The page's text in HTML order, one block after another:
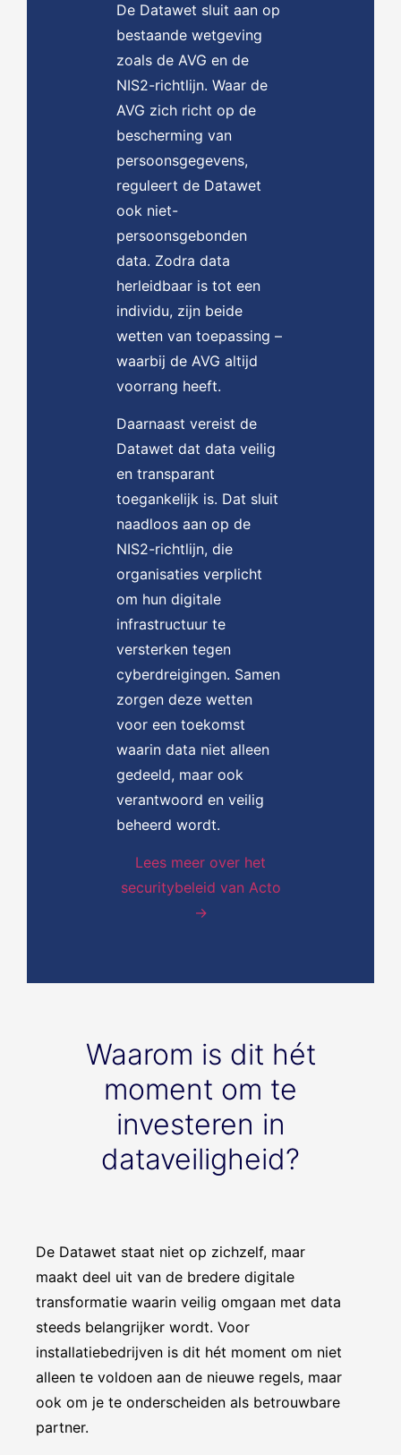
De Datawet sluit aan op
bestaande wetgeving
zoals de AVG en de
NIS2-richtlijn. Waar de
AVG zich richt op de
bescherming van
persoonsgegevens,
reguleert de Datawet
ook niet-
persoonsgebonden
data. Zodra data
herleidbaar is tot een
individu, zijn beide
wetten van toepassing –
waarbij de AVG altijd
voorrang heeft.
Daarnaast vereist de
Datawet dat data veilig
en transparant
toegankelijk is. Dat sluit
naadloos aan op de
NIS2-richtlijn, die
organisaties verplicht
om hun digitale
infrastructuur te
versterken tegen
cyberdreigingen. Samen
zorgen deze wetten
voor een toekomst
waarin data niet alleen
gedeeld, maar ook
verantwoord en veilig
beheerd wordt.
Lees meer over het
securitybeleid van Acto
→
Waarom is dit hét
moment om te
investeren in
dataveiligheid?
De Datawet staat niet op zichzelf, maar
maakt deel uit van de bredere digitale
transformatie waarin veilig omgaan met data
steeds belangrijker wordt. Voor
installatiebedrijven is dit hét moment om niet
alleen te voldoen aan de nieuwe regels, maar
ook om je te onderscheiden als betrouwbare
partner.